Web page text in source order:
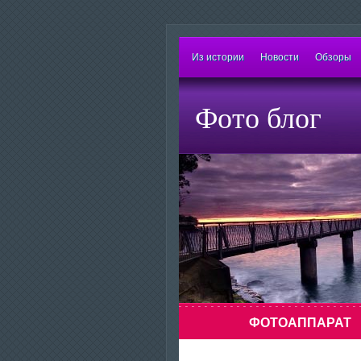
Из истории Новости Обзоры
Фото блог
ФОТОАППАРАТ
Знаете ли Вы о том, что можно